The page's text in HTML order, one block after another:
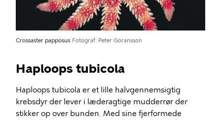
Crossaster papposus Fotograf Peter Göransson
Haploops tubicola
Haploops tubicola er et lille halvgennemsigtig
krebsdyr der lever i læderagtige mudderrør der
stikker op over bunden. Med sine fjerformede